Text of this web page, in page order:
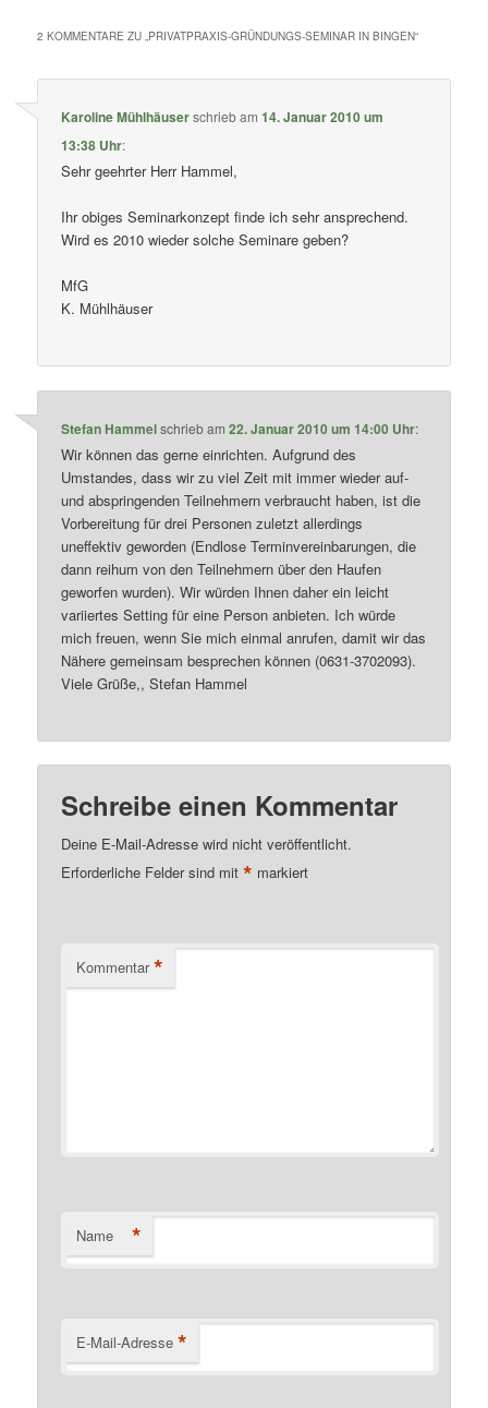
2 KOMMENTARE ZU „ PRIVATPRAXIS-GRÜNDUNGS-SEMINAR IN BINGEN“
Karoline Mühlhäuserschriebam14. Januar 2010 um
13:38 Uhr:
Sehr geehrter Herr Hammel,
Ihr obiges Seminarkonzept finde ich sehr ansprechend.
Wird es 2010 wieder solche Seminare geben?
MfG
K. Mühlhäuser
Stefan Hammelschriebam22. Januar 2010 um 14:00 Uhr:
Wir können das gerne einrichten. Aufgrund des
Umstandes, dass wir zu viel Zeit mit immer wieder auf-
und abspringenden Teilnehmern verbraucht haben, ist die
Vorbereitung für drei Personen zuletzt allerdings
uneffektiv geworden (Endlose Terminvereinbarungen, die
dann reihum von den Teilnehmern über den Haufen
geworfen wurden). Wir würden Ihnen daher ein leicht
variiertes Setting für eine Person anbieten. Ich würde
mich freuen, wenn Sie mich einmal anrufen, damit wir das
Nähere gemeinsam besprechen können (0631-3702093).
Viele Grüße,, Stefan Hammel
Schreibe einen Kommentar
Deine E-Mail-Adresse wird nicht veröffentlicht.
Erforderliche Felder sind mit* markiert
Kommentar *
Name *
E-Mail-Adresse *